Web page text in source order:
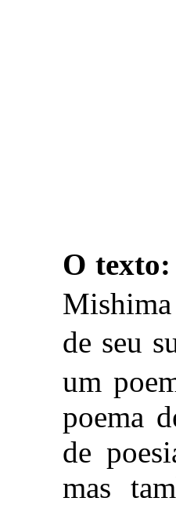
O texto:
de seu
um
poema
de
mas